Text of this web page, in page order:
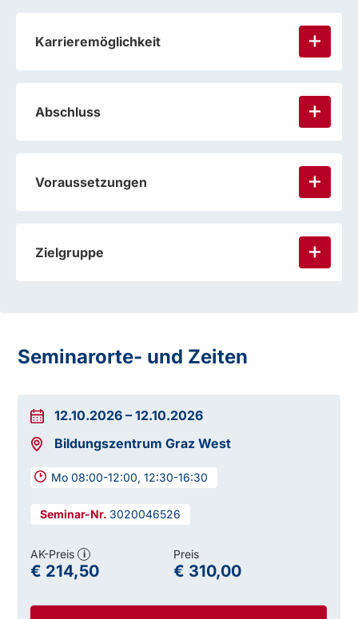
Karrieremöglichkeit
Abschluss
Voraussetzungen
Zielgruppe
Seminarorte- und Zeiten
12.10.2026 –12.10.2026
Bildungszentrum Graz West
Mo 08:00-12:00, 12:30-16:30
3020046526
AK-Preis i
€ 214,50
Preis
€ 310,00